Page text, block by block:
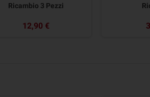
Ricambio 3 Pezzi
12,90 €